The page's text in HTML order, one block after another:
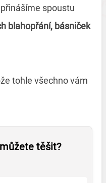
spoustu
blahopřání, básniček
tohle všechno vám
těšit?